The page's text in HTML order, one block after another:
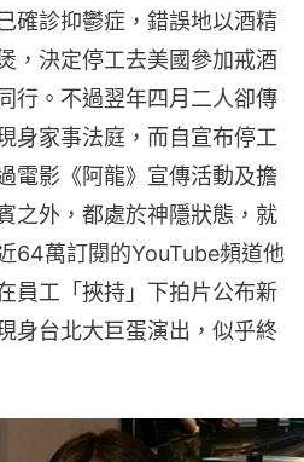
確診抑鬱症，錯誤地以酒精
，決定停工去美國參加戒酒
行。不過翌年四月二人卻傳
身家事法庭，而自宣布停工
電影《阿龍》宣傳活動及擔
之外，都處於神隱狀態，就
64萬訂閱的YouTube頻道他
員工「挾持」下拍片公布新
身台北大巨蛋演出，似乎終